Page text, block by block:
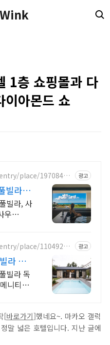
1층 쇼핑몰과 다
이아몬드 쇼
place/19708468
광고
빌라 바
빌라, 사
우
place/11049232
광고
라 대
빌라 독
니티까
[바로가기]했네요~. 마카오 갤럭
말 넓은 호텔입니다. 지난 글에